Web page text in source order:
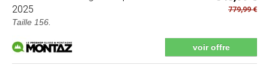
2025
779,99 €
Taille 156.
voir offre